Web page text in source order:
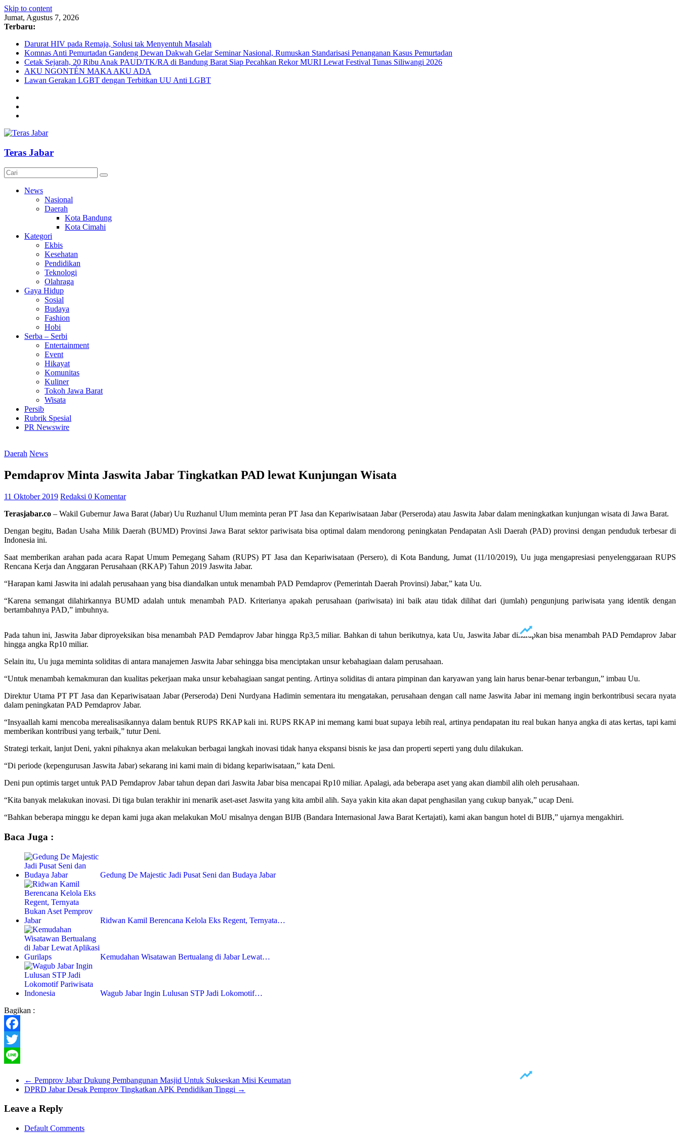
Skip to content
Jumat, Agustus 7, 2026
Terbaru:
Darurat HIV pada Remaja, Solusi tak Menyentuh Masalah
Komnas Anti Pemurtadan Gandeng Dewan Dakwah Gelar Seminar Nasional, Rumuskan Standarisasi Penanganan Kasus Pemurtadan
Cetak Sejarah, 20 Ribu Anak PAUD/TK/RA di Bandung Barat Siap Pecahkan Rekor MURI Lewat Festival Tunas Siliwangi 2026
AKU NGONTÉN MAKA AKU ADA
Lawan Gerakan LGBT dengan Terbitkan UU Anti LGBT
Teras Jabar
News
Nasional
Daerah
Kota Bandung
Kota Cimahi
Kategori
Ekbis
Kesehatan
Pendidikan
Teknologi
Olahraga
Gaya Hidup
Sosial
Budaya
Fashion
Hobi
Serba – Serbi
Entertainment
Event
Hikayat
Komunitas
Kuliner
Tokoh Jawa Barat
Wisata
Persib
Rubrik Spesial
PR Newswire
Daerah News
Pemdaprov Minta Jaswita Jabar Tingkatkan PAD lewat Kunjungan Wisata
11 Oktober 2019 Redaksi 0 Komentar
Terasjabar.co – Wakil Gubernur Jawa Barat (Jabar) Uu Ruzhanul Ulum meminta peran PT Jasa dan Kepariwisataan Jabar (Perseroda) atau Jaswita Jabar dalam meningkatkan kunjungan wisata di Jawa Barat.
Dengan begitu, Badan Usaha Milik Daerah (BUMD) Provinsi Jawa Barat sektor pariwisata bisa optimal dalam mendorong peningkatan Pendapatan Asli Daerah (PAD) provinsi dengan penduduk terbesar di
Indonesia ini.
Saat memberikan arahan pada acara Rapat Umum Pemegang Saham (RUPS) PT Jasa dan Kepariwisataan (Persero), di Kota Bandung, Jumat (11/10/2019), Uu juga mengapresiasi penyelenggaraan RUPS
Rencana Kerja dan Anggaran Perusahaan (RKAP) Tahun 2019 Jaswita Jabar.
“Harapan kami Jaswita ini adalah perusahaan yang bisa diandalkan untuk menambah PAD Pemdaprov (Pemerintah Daerah Provinsi) Jabar,” kata Uu.
“Karena semangat dilahirkannya BUMD adalah untuk menambah PAD. Kriterianya apakah perusahaan (pariwisata) ini baik atau tidak dilihat dari (jumlah) pengunjung pariwisata yang identik dengan
bertambahnya PAD,” imbuhnya.
Pada tahun ini, Jaswita Jabar diproyeksikan bisa menambah PAD Pemdaprov Jabar hingga Rp3,5 miliar. Bahkan di tahun berikutnya, kata Uu, Jaswita Jabar diharapkan bisa menambah PAD Pemdaprov Jabar
hingga angka Rp10 miliar.
Selain itu, Uu juga meminta soliditas di antara manajemen Jaswita Jabar sehingga bisa menciptakan unsur kebahagiaan dalam perusahaan.
“Untuk menambah kemakmuran dan kualitas pekerjaan maka unsur kebahagiaan sangat penting. Artinya soliditas di antara pimpinan dan karyawan yang lain harus benar-benar terbangun,” imbau Uu.
Direktur Utama PT PT Jasa dan Kepariwisataan Jabar (Perseroda) Deni Nurdyana Hadimin sementara itu mengatakan, perusahaan dengan call name Jaswita Jabar ini memang ingin berkontribusi secara nyata
dalam peningkatan PAD Pemdaprov Jabar.
“Insyaallah kami mencoba merealisasikannya dalam bentuk RUPS RKAP kali ini. RUPS RKAP ini memang kami buat supaya lebih real, artinya pendapatan itu real bukan hanya angka di atas kertas, tapi kami
memberikan kontribusi yang terbaik,” tutur Deni.
Strategi terkait, lanjut Deni, yakni pihaknya akan melakukan berbagai langkah inovasi tidak hanya ekspansi bisnis ke jasa dan properti seperti yang dulu dilakukan.
“Di periode (kepengurusan Jaswita Jabar) sekarang ini kami main di bidang kepariwisataan,” kata Deni.
Deni pun optimis target untuk PAD Pemdaprov Jabar tahun depan dari Jaswita Jabar bisa mencapai Rp10 miliar. Apalagi, ada beberapa aset yang akan diambil alih oleh perusahaan.
“Kita banyak melakukan inovasi. Di tiga bulan terakhir ini menarik aset-aset Jaswita yang kita ambil alih. Saya yakin kita akan dapat penghasilan yang cukup banyak,” ucap Deni.
“Bahkan beberapa minggu ke depan kami juga akan melakukan MoU misalnya dengan BIJB (Bandara Internasional Jawa Barat Kertajati), kami akan bangun hotel di BIJB,” ujarnya mengakhiri.
Baca Juga :
Gedung De Majestic Jadi Pusat Seni dan Budaya Jabar
Ridwan Kamil Berencana Kelola Eks Regent, Ternyata…
Kemudahan Wisatawan Bertualang di Jabar Lewat…
Wagub Jabar Ingin Lulusan STP Jadi Lokomotif…
Bagikan :
Facebook
Twitter
← Pemprov Jabar Dukung Pembangunan Masjid Untuk Sukseskan Misi Keumatan
DPRD Jabar Desak Pemprov Tingkatkan APK Pendidikan Tinggi →
Leave a Reply
Default Comments